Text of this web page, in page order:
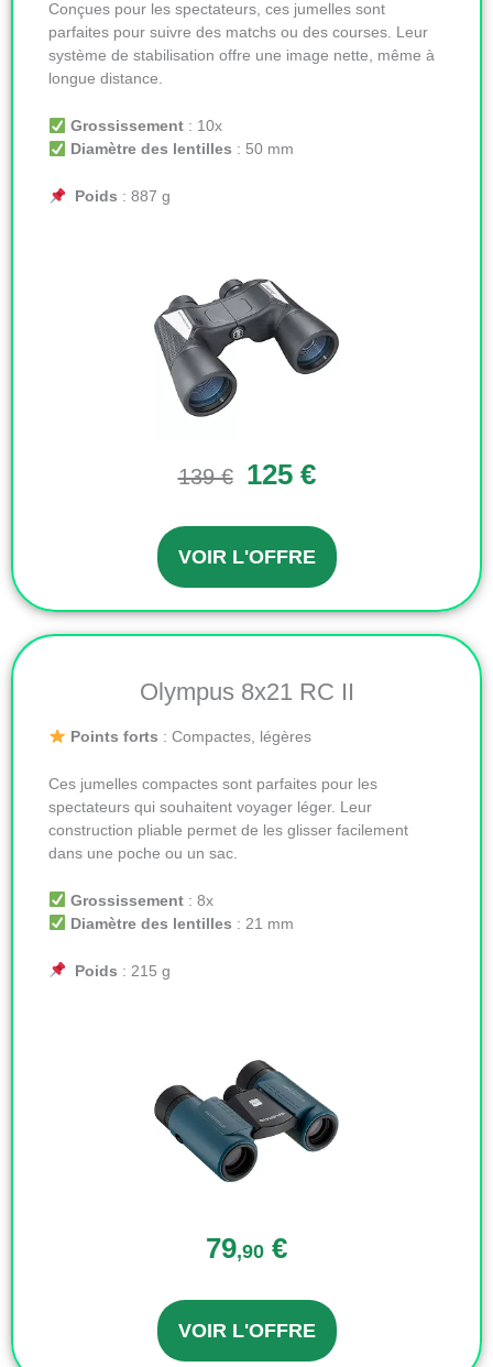
Conçues pour les spectateurs, ces jumelles sont
parfaites pour suivre des matchs ou des courses. Leur
système de stabilisation offre une image nette, même à
longue distance.
Grossissement: 10x
Diamètre des lentilles : 50 mm
Poids : 887 g
139 € 125 €
VOIR L'OFFRE
Olympus 8x21 RC II
Points forts : Compactes, légères
Ces jumelles compactes sont parfaites pour les
spectateurs qui souhaitent voyager léger. Leur
construction pliable permet de les glisser facilement
dans une poche ou un sac.
Grossissement: 8x
Diamètre des lentilles : 21 mm
Poids : 215 g
79,90 €
VOIR L'OFFRE